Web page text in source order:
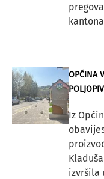
OPĆINA
Iz
izvršila